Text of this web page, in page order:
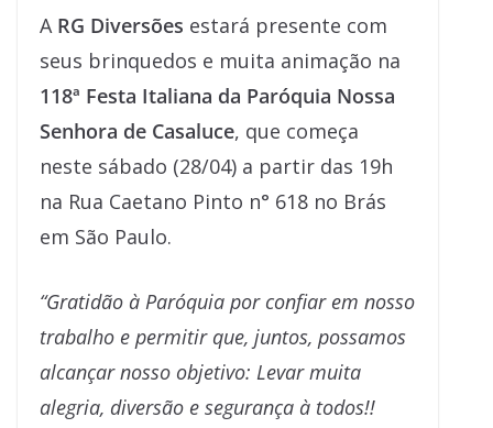
A RG Diversões estará presente com
seus brinquedos e muita animação na
118ª Festa Italiana da Paróquia Nossa
Senhora de Casaluce, que começa
neste sábado (28/04) a partir das 19h
na Rua Caetano Pinto n° 618 no Brás
em São Paulo.
“Gratidão à Paróquia por confiar em nosso
trabalho e permitir que, juntos, possamos
alcançar nosso objetivo: Levar muita
alegria, diversão e segurança à todos!!